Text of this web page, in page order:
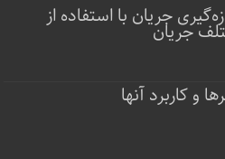
جریان با استفاده از
جریان
و کاربرد آنها